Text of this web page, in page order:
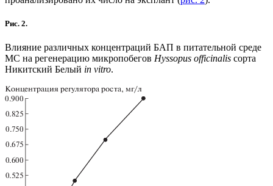
Рис. 2.
Влияние различных концентраций БАП в питательной среде
МС на регенерацию микропобегов Hyssopus officinalis сорта
Никитский Белый in vitro.